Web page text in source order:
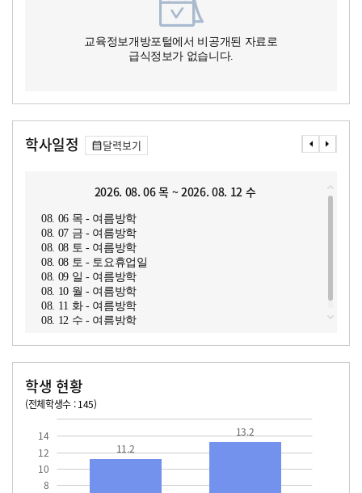
교육정보개방포털에서 비공개된 자료로
급식정보가 없습니다.
학사일정 달력보기
2026. 08. 06 목 ~ 2026. 08. 12 수
08. 06 목 - 여름방학
08. 07 금 - 여름방학
08. 08 토 - 여름방학
08. 08 토 - 토요휴업일
08. 09 일 - 여름방학
08. 10 월 - 여름방학
08. 11 화 - 여름방학
08. 12 수 - 여름방학
학생 현황
(전체학생수 : 145)
8
10
12
14
11.2
13.2